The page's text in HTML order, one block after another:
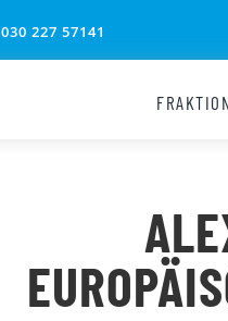
030 227 57141